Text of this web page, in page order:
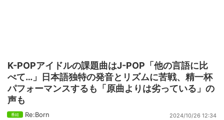
K-POPアイドルの課題曲はJ-POP「他の言語に比
べて…」日本語独特の発音とリズムに苦戦、精一杯
パフォーマンスするも「原曲よりは劣っている」の
声も
Re:Born 2024/10/26 12:34